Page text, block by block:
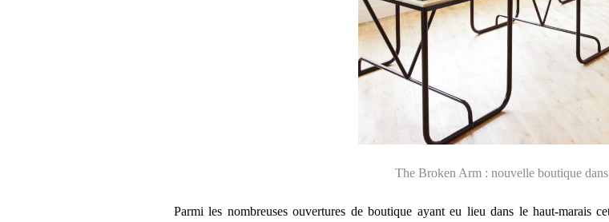
The Broken Arm : nouvelle boutique
Parmi les nombreuses ouvertures de boutique ayant eu lieu dans le haut-marais